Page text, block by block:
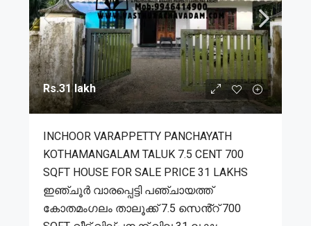
Rs.31 lakh
INCHOOR VARAPPETTY PANCHAYATH
KOTHAMANGALAM TALUK 7.5 CENT 700
SQFT HOUSE FOR SALE PRICE 31 LAKHS
ഇഞ്ചൂർ വാരപ്പെട്ടി പഞ്ചായത്ത്
കോതമംഗലം താലൂക്ക് 7.5 സെൻ്റ് 700